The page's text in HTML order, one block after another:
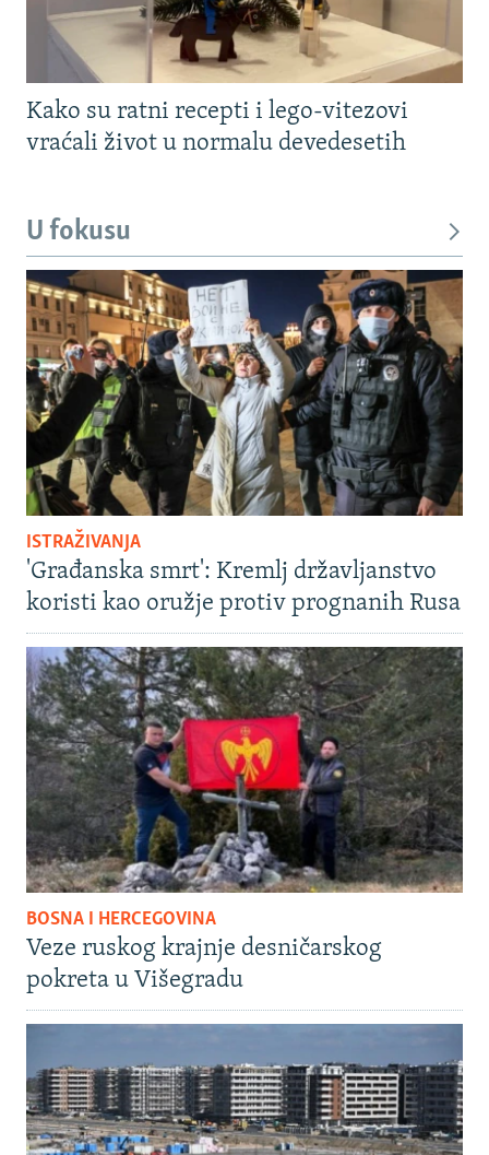
Kako su ratni recepti i lego-vitezovi
vraćali život u normalu devedesetih
U fokusu
ISTRAŽIVANJA
'Građanska smrt': Kremlj državljanstvo
koristi kao oružje protiv prognanih Rusa
BOSNA I HERCEGOVINA
Veze ruskog krajnje desničarskog
pokreta u Višegradu